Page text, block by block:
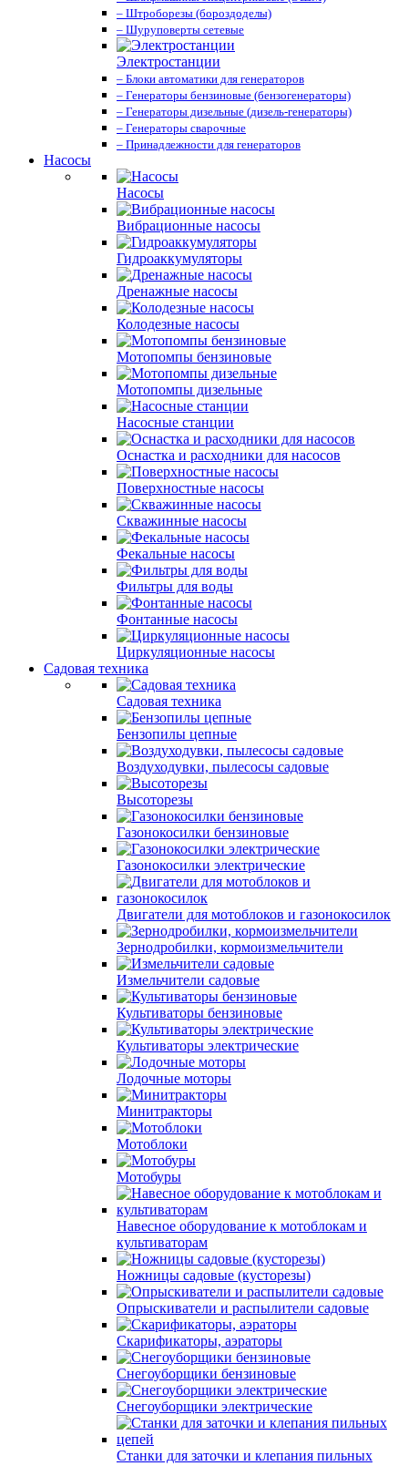
– Штроборезы (бороздоделы)
– Шуруповерты сетевые
Электростанции
– Блоки автоматики для генераторов
– Генераторы бензиновые (бензогенераторы)
– Генераторы дизельные (дизель-генераторы)
– Генераторы сварочные
– Принадлежности для генераторов
Насосы
Насосы
Вибрационные насосы
Гидроаккумуляторы
Дренажные насосы
Колодезные насосы
Мотопомпы бензиновые
Мотопомпы дизельные
Насосные станции
Оснастка и расходники для насосов
Поверхностные насосы
Скважинные насосы
Фекальные насосы
Фильтры для воды
Фонтанные насосы
Циркуляционные насосы
Садовая техника
Садовая техника
Бензопилы цепные
Воздуходувки, пылесосы садовые
Высоторезы
Газонокосилки бензиновые
Газонокосилки электрические
Двигатели для мотоблоков и газонокосилок
Зернодробилки, кормоизмельчители
Измельчители садовые
Культиваторы бензиновые
Культиваторы электрические
Лодочные моторы
Минитракторы
Мотоблоки
Мотобуры
Навесное оборудование к мотоблокам и
культиваторам
Ножницы садовые (кусторезы)
Опрыскиватели и распылители садовые
Скарификаторы, аэраторы
Снегоуборщики бензиновые
Снегоуборщики электрические
Станки для заточки и клепания пильных